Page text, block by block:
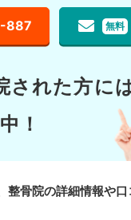
887 無料
された方に
！
整骨院の詳細情報や